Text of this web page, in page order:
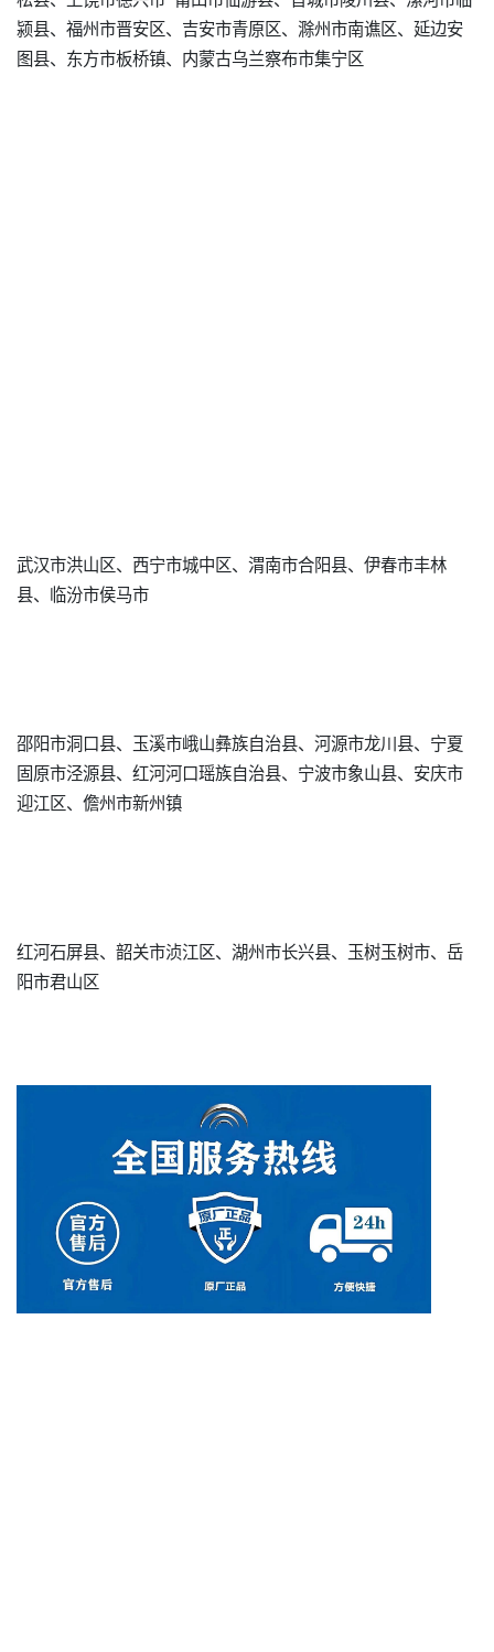
颍县、福州市晋安区、吉安市青原区、滁州市南谯区、延边安
图县、东方市板桥镇、内蒙古乌兰察布市集宁区
武汉市洪山区、西宁市城中区、渭南市合阳县、伊春市丰林
县、临汾市侯马市
邵阳市洞口县、玉溪市峨山彝族自治县、河源市龙川县、宁夏
固原市泾源县、红河河口瑶族自治县、宁波市象山县、安庆市
迎江区、儋州市新州镇
红河石屏县、韶关市浈江区、湖州市长兴县、玉树玉树市、岳
阳市君山区